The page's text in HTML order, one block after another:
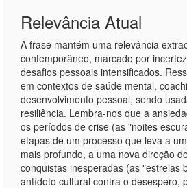
Relevância Atual
A frase mantém uma relevância
contemporâneo, marcado por
desafios pessoais intensificados.
em contextos de saúde mental,
desenvolvimento pessoal, sendo
resiliência. Lembra-nos que a
os períodos de crise (as "noites
etapas de um processo que leva a
mais profundo, a uma nova direção
conquistas inesperadas (as "estrelas
antídoto cultural contra o desespero,